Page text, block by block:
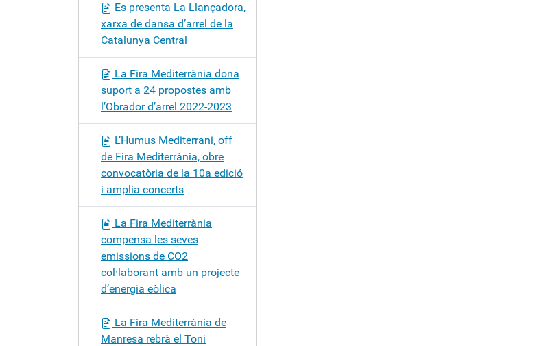
Es presenta La Llançadora,
xarxa de dansa d’arrel de la
Catalunya Central
La Fira Mediterrània dona
suport a 24 propostes amb
l’Obrador d’arrel 2022-2023
L’Humus Mediterrani, off
de Fira Mediterrània, obre
convocatòria de la 10a edició
i amplia concerts
La Fira Mediterrània
compensa les seves
emissions de CO2
col·laborant amb un projecte
d’energia eòlica
La Fira Mediterrània de
Manresa rebrà el Toni